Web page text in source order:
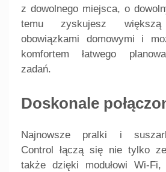
z dowolnego miejsca, o
temu zyskujesz
obowiązkami domowymi i
komfortem łatwego
zadań.
Doskonale
Najnowsze pralki i
Control łączą się nie tylko
także dzięki modułowi Wi-